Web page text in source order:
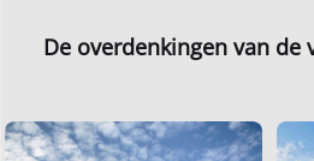
De overdenkingen van de